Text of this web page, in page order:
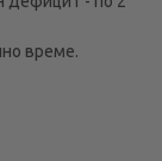
време.